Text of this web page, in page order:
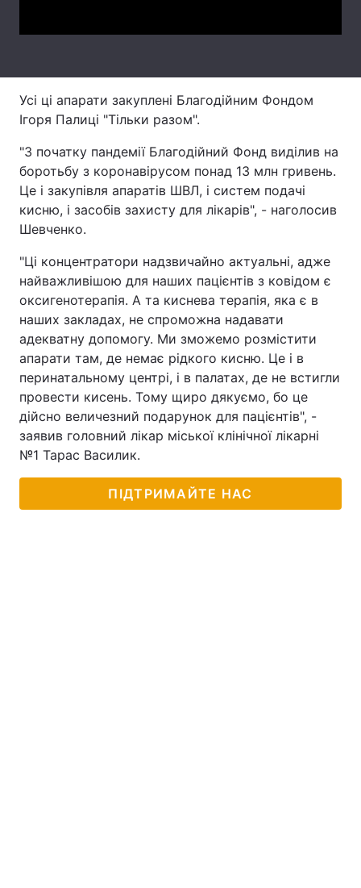
Тема оформлення
Усі ці апарати закуплені Благодійним Фондом
Ігоря Палиці "Тільки разом".
"З початку пандемії Благодійний Фонд виділив на
боротьбу з коронавірусом понад 13 млн гривень.
Це і закупівля апаратів ШВЛ, і систем подачі
кисню, і засобів захисту для лікарів", - наголосив
Шевченко.
"Ці концентратори надзвичайно актуальні, адже
найважливішою для наших пацієнтів з ковідом є
оксигенотерапія. А та киснева терапія, яка є в
наших закладах, не спроможна надавати
адекватну допомогу. Ми зможемо розмістити
апарати там, де немає рідкого кисню. Це і в
перинатальному центрі, і в палатах, де не встигли
провести кисень. Тому щиро дякуємо, бо це
дійсно величезний подарунок для пацієнтів", -
заявив головний лікар міської клінічної лікарні
№1 Тарас Василик.
ПІДТРИМАЙТЕ НАС